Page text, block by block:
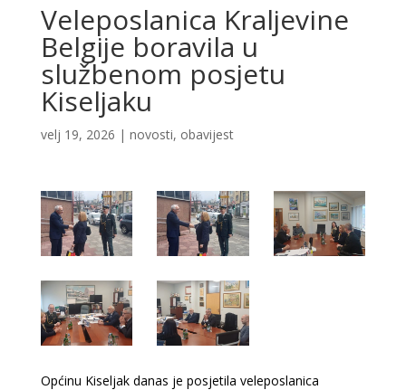
Veleposlanica Kraljevine
Belgije boravila u
službenom posjetu
Kiseljaku
velj 19, 2026 | novosti, obavijest
Općinu Kiseljak danas je posjetila veleposlanica